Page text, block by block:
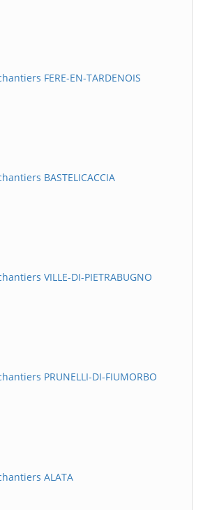
FERE-EN-TARDENOIS
BASTELICACCIA
VILLE-DI-PIETRABUGNO
PRUNELLI-DI-FIUMORBO
ALATA